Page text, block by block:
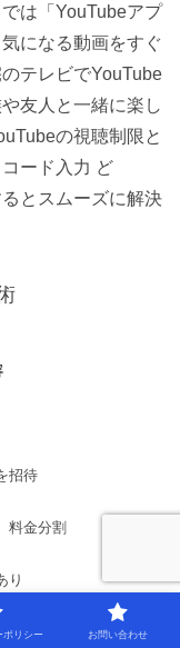
は「YouTubeアプ
になる動画をすぐ
テレビでYouTube
友人と一緒に楽し
の視聴制限と
ード入力 ど
とスムーズに解決
招待
料金分割
り
ポリシー お問い合わせ